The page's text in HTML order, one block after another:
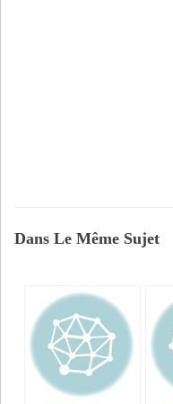
Dans Le Même Sujet